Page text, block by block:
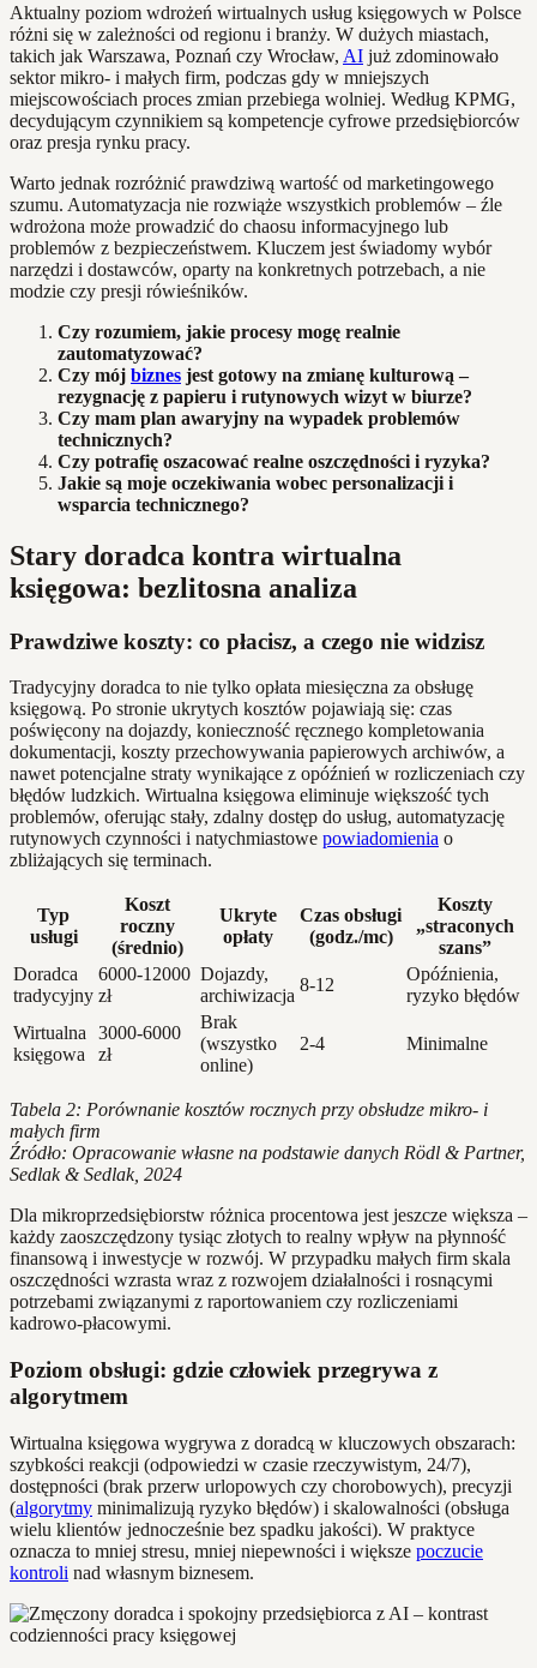
Aktualny poziom wdrożeń wirtualnych usług księgowych w Polsce
różni się w zależności od regionu i branży. W dużych miastach,
takich jak Warszawa, Poznań czy Wrocław, AI już zdominowało
sektor mikro- i małych firm, podczas gdy w mniejszych
miejscowościach proces zmian przebiega wolniej. Według KPMG,
decydującym czynnikiem są kompetencje cyfrowe przedsiębiorców
oraz presja rynku pracy.
Warto jednak rozróżnić prawdziwą wartość od marketingowego
szumu. Automatyzacja nie rozwiąże wszystkich problemów – źle
wdrożona może prowadzić do chaosu informacyjnego lub
problemów z bezpieczeństwem. Kluczem jest świadomy wybór
narzędzi i dostawców, oparty na konkretnych potrzebach, a nie
modzie czy presji rówieśników.
Czy rozumiem, jakie procesy mogę realnie
zautomatyzować?
Czy mój biznes jest gotowy na zmianę kulturową –
rezygnację z papieru i rutynowych wizyt w biurze?
Czy mam plan awaryjny na wypadek problemów
technicznych?
Czy potrafię oszacować realne oszczędności i ryzyka?
Jakie są moje oczekiwania wobec personalizacji i
wsparcia technicznego?
Stary doradca kontra wirtualna
księgowa: bezlitosna analiza
Prawdziwe koszty: co płacisz, a czego nie widzisz
Tradycyjny doradca to nie tylko opłata miesięczna za obsługę
księgową. Po stronie ukrytych kosztów pojawiają się: czas
poświęcony na dojazdy, konieczność ręcznego kompletowania
dokumentacji, koszty przechowywania papierowych archiwów, a
nawet potencjalne straty wynikające z opóźnień w rozliczeniach czy
błędów ludzkich. Wirtualna księgowa eliminuje większość tych
problemów, oferując stały, zdalny dostęp do usług, automatyzację
rutynowych czynności i natychmiastowe powiadomienia o
zbliżających się terminach.
Typ
usługi
Koszt
roczny
(średnio)
Ukryte
opłaty
Czas obsługi
(godz./mc)
Koszty
„straconych
szans”
Doradca
tradycyjny
6000-12000
zł
Dojazdy,
archiwizacja
8-12
Opóźnienia,
ryzyko błędów
Wirtualna
księgowa
3000-6000
zł
Brak
(wszystko
online)
2-4 Minimalne
Tabela 2: Porównanie kosztów rocznych przy obsłudze mikro- i
małych firm
Źródło: Opracowanie własne na podstawie danych Rödl & Partner,
Sedlak & Sedlak, 2024
Dla mikroprzedsiębiorstw różnica procentowa jest jeszcze większa –
każdy zaoszczędzony tysiąc złotych to realny wpływ na płynność
finansową i inwestycje w rozwój. W przypadku małych firm skala
oszczędności wzrasta wraz z rozwojem działalności i rosnącymi
potrzebami związanymi z raportowaniem czy rozliczeniami
kadrowo-płacowymi.
Poziom obsługi: gdzie człowiek przegrywa z
algorytmem
Wirtualna księgowa wygrywa z doradcą w kluczowych obszarach:
szybkości reakcji (odpowiedzi w czasie rzeczywistym, 24/7),
dostępności (brak przerw urlopowych czy chorobowych), precyzji
(algorytmy minimalizują ryzyko błędów) i skalowalności (obsługa
wielu klientów jednocześnie bez spadku jakości). W praktyce
oznacza to mniej stresu, mniej niepewności i większe poczucie
kontroli nad własnym biznesem.